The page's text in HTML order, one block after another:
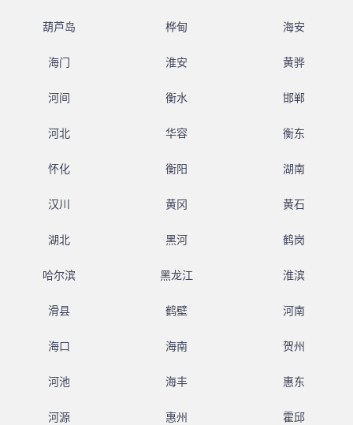
葫芦岛 桦甸 海安
海门 淮安 黄骅
河间 衡水 邯郸
河北 华容 衡东
怀化 衡阳 湖南
汉川 黄冈 黄石
湖北 黑河 鹤岗
哈尔滨 黑龙江 淮滨
滑县 鹤壁 河南
海口 海南 贺州
河池 海丰 惠东
河源 惠州 霍邱